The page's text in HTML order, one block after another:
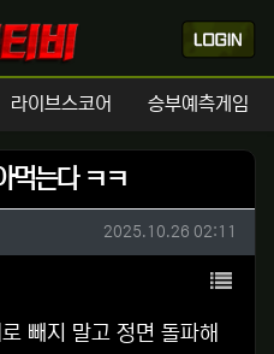
라이브스코어 승부예측게임
먹는다 ㅋㅋ
작성일
2025.10.26 02:11
목록
빼지 말고 정면 돌파해